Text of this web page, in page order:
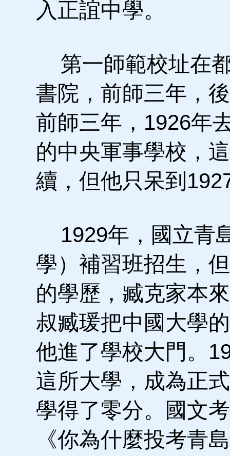
入正誼中學。
第一師範校址在
書院，前師三年，
前師三年，1926年
的中央軍事學校，
續，但他只呆到
1929年，國立青
學）補習班招生，
的學歷，臧克家本
叔臧瑗把中國大學
他進了學校大門。
這所大學，成為正
學得了零分。國文
《你為什麼投考青